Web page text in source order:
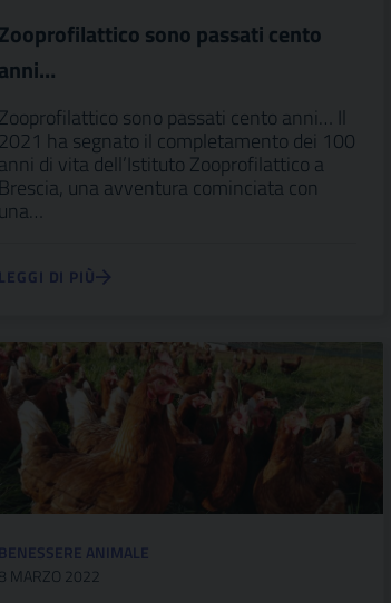
Zooprofilattico sono passati cento
anni…
Zooprofilattico sono passati cento anni… Il
2021 ha segnato il completamento dei 100
anni di vita dell’Istituto Zooprofilattico a
Brescia, una avventura cominciata con
una…
LEGGI DI PIÙ
BENESSERE ANIMALE
8 MARZO 2022